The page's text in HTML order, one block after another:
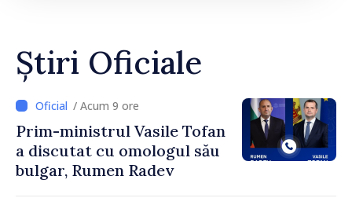
Știri Oficiale
/ Acum 9 ore
Prim-ministrul Vasile Tofan
a discutat cu omologul său
bulgar, Rumen Radev